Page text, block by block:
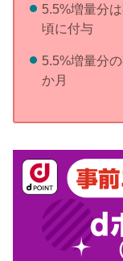
5.5%増量分
頃に付与
5.5%増量分
か月